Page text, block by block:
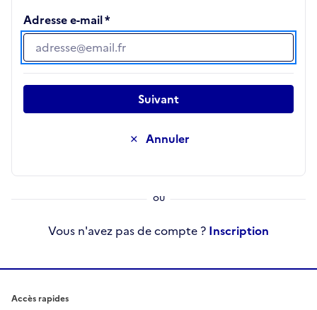
Adresse e-mail
Adresse e-mail
Annuler
Suivant
Vous n'avez pas de compte ? Inscription
Accès rapides